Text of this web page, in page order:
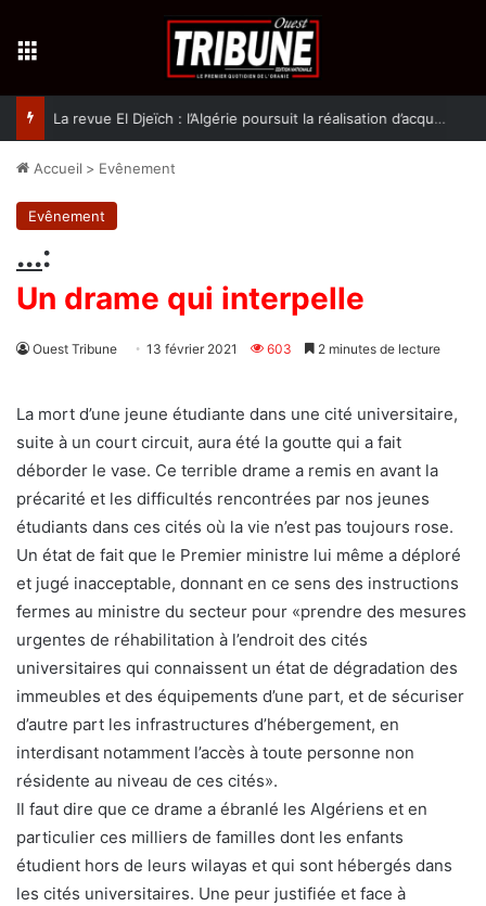
La revue El Djeïch : l’Algérie poursuit la réalisation d’acquis qualitatifs et historiques dans un climat de sécurité et de stabilité
Accueil > Evênement
Evênement
...:
Un drame qui interpelle
Ouest Tribune 13 février 2021 603 2 minutes de lecture
La mort d’une jeune étudiante dans une cité universitaire,
suite à un court circuit, aura été la goutte qui a fait
déborder le vase. Ce terrible drame a remis en avant la
précarité et les difficultés rencontrées par nos jeunes
étudiants dans ces cités où la vie n’est pas toujours rose.
Un état de fait que le Premier ministre lui même a déploré
et jugé inacceptable, donnant en ce sens des instructions
fermes au ministre du secteur pour «prendre des mesures
urgentes de réhabilitation à l’endroit des cités
universitaires qui connaissent un état de dégradation des
immeubles et des équipements d’une part, et de sécuriser
d’autre part les infrastructures d’hébergement, en
interdisant notamment l’accès à toute personne non
résidente au niveau de ces cités».
Il faut dire que ce drame a ébranlé les Algériens et en
particulier ces milliers de familles dont les enfants
étudient hors de leurs wilayas et qui sont hébergés dans
les cités universitaires. Une peur justifiée et face à